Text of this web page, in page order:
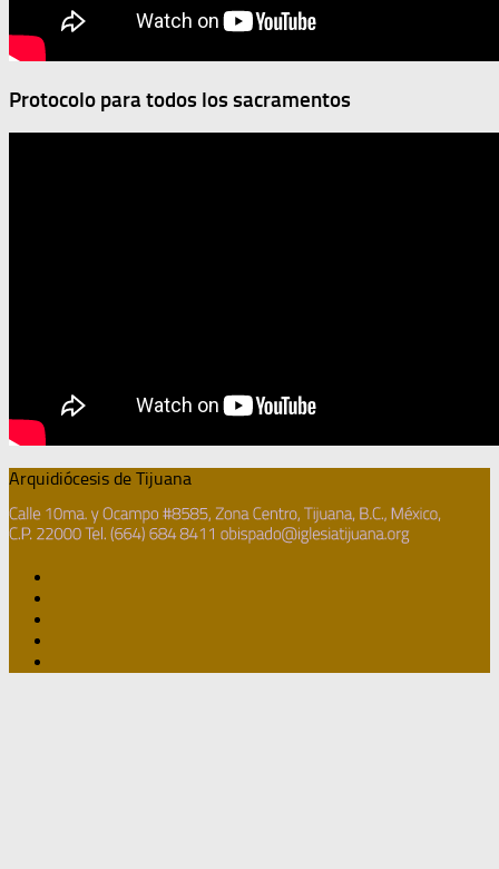
Protocolo para todos los sacramentos
Arquidiócesis de Tijuana